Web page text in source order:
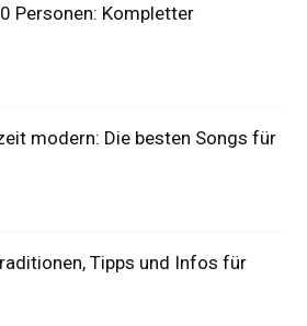
Personen: Kompletter
modern: Die besten Songs für
Tipps und Infos für